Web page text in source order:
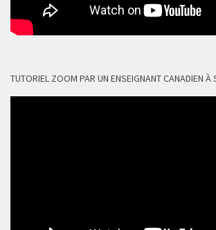
TUTORIEL ZOOM PAR UN ENSEIGNANT CANADIEN À